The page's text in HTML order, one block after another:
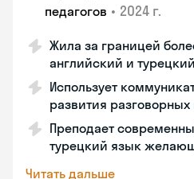
педагогов • 2024 г.
Жила за границей
английский и турецкий
Использует
развития
Преподает
турецкий язык
Читать дальше